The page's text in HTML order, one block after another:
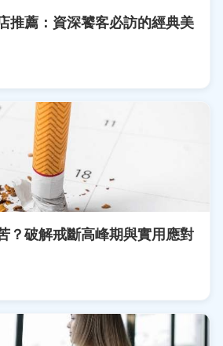
推薦：資深饕客必訪的經典美
？破解戒斷高峰期與實用應對